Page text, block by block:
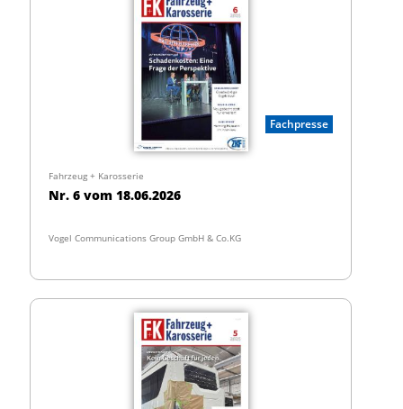
Fachpresse
Fahrzeug + Karosserie
Nr. 6 vom 18.06.2026
Vogel Communications Group GmbH & Co.KG